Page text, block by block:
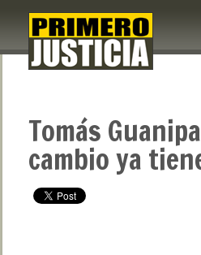
Tomás
cambio ya